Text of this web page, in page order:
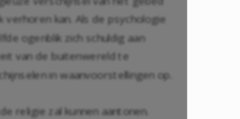
kan. Als de psychologie
ogenblik zich schuldig aan
van de buitenwereld te
in waanvoorstellingen op.
religie zal kunnen aantonen.